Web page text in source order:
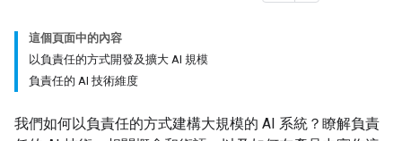
這個頁面中的內容
以負責任的方式開發及擴大 AI 規模
負責任的 AI 技術維度
我們如何以負責任的方式建構大規模的 AI 系統？瞭解負責